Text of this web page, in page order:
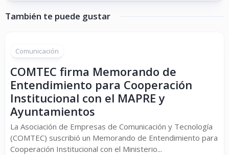
También te puede gustar
Comunicación
COMTEC firma Memorando de
Entendimiento para Cooperación
Institucional con el MAPRE y
Ayuntamientos
La Asociación de Empresas de Comunicación y Tecnología
(COMTEC) suscribió un Memorando de Entendimiento para
Cooperación Institucional con el Ministerio...